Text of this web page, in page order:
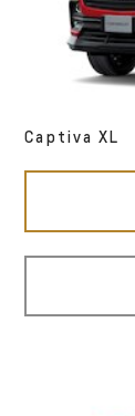
Captiva XL